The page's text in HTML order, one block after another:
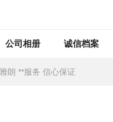
公司相册 诚信档案
朗 **服务 信心保证